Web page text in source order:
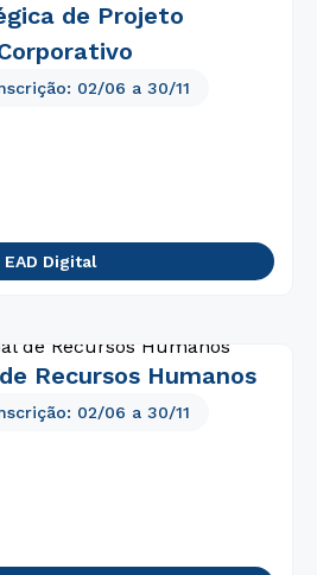
de Projeto
02/06 a 30/11
EAD Digital
Recursos Humanos
02/06 a 30/11